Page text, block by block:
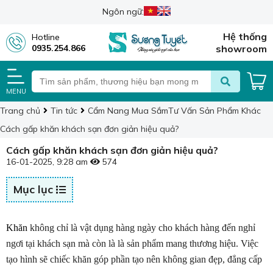
Ngôn ngữ:
Hotline
0935.254.866
Hệ thống
showroom
MENU
Trang chủ Tin tức Cẩm Nang Mua SắmTư Vấn Sản Phẩm Khác
Cách gấp khăn khách sạn đơn giản hiệu quả?
Cách gấp khăn khách sạn đơn giản hiệu quả?
16-01-2025, 9:28 am 574
Mục lục
Khăn không chỉ là vật dụng hàng ngày cho khách hàng đến nghỉ
ngơi tại khách sạn mà còn là là sản phẩm mang thương hiệu. Việc
tạo hình sẽ chiếc khăn góp phần tạo nên không gian đẹp, đẳng cấp